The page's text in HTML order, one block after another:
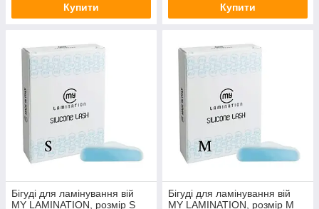
Купити Купити
Бігуді для ламінування вій
MY LAMINATION, розмір S
Бігуді для ламінування вій
MY LAMINATION, розмір М